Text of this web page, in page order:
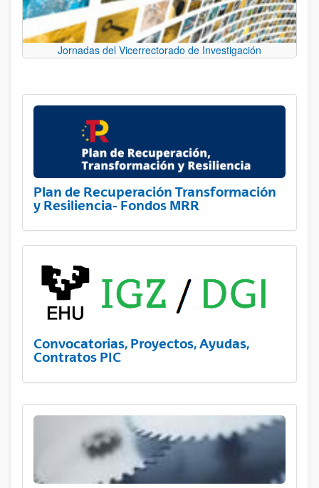
Jornadas del Vicerrectorado de Investigación
Plan de Recuperación Transformación
y Resiliencia- Fondos MRR
Convocatorias, Proyectos, Ayudas,
Contratos PIC